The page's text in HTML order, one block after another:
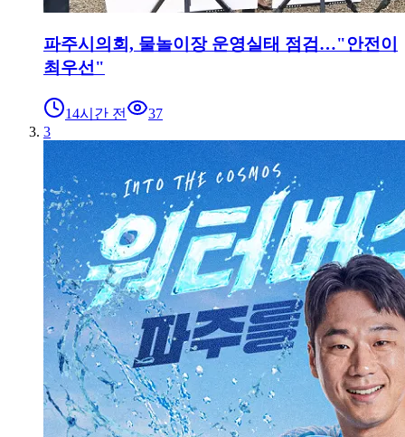
파주시의회, 물놀이장 운영실태 점검…"안전이
최우선"
14시간 전
37
3